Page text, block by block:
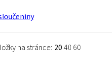
na stránce: 2040 60